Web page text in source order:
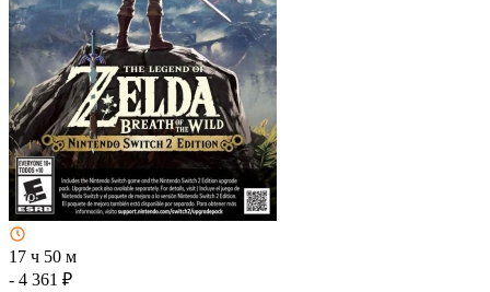
17 ч 50 м
- 4 361 ₽